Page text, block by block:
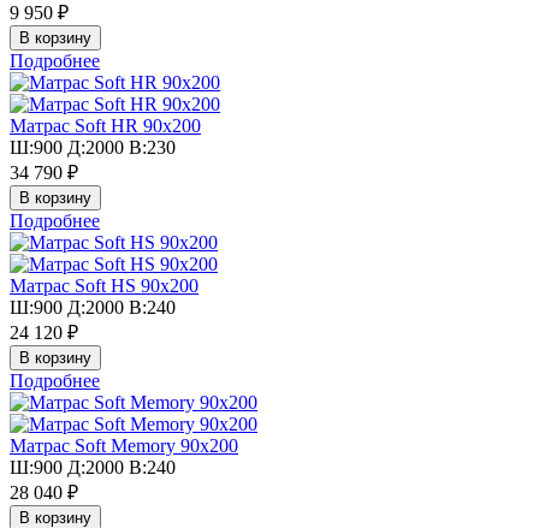
9 950 ₽
Подробнее
Матрас Soft HR 90х200
Ш:900 Д:2000 В:230
34 790 ₽
Подробнее
Матрас Soft HS 90х200
Ш:900 Д:2000 В:240
24 120 ₽
Подробнее
Матрас Soft Memory 90х200
Ш:900 Д:2000 В:240
28 040 ₽